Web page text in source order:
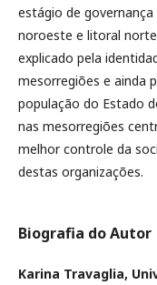
estágio de
noroeste e litoral
explicado pela
mesorregiões e ainda
população do Estado
nas mesorregiões
melhor controle da
destas organizações.
Biografia do Autor
Karina Travaglia,